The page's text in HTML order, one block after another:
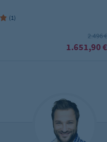
(1)
2.496 €
1.651,90 €